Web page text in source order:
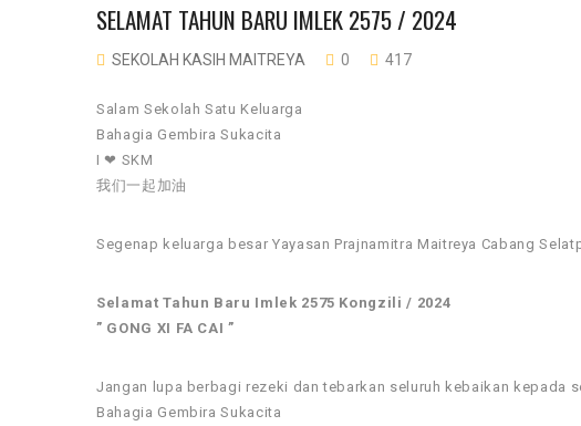
SELAMAT TAHUN BARU IMLEK 2575 / 2024
SEKOLAH KASIH MAITREYA 0 417
Salam Sekolah Satu Keluarga
Bahagia Gembira Sukacita
I ❤ SKM
我们一起加油
Segenap keluarga besar Yayasan Prajnamitra Maitreya​ Cabang
Selamat Tahun Baru Imlek 2575 Kongzili / 2024
” GONG XI FA CAI ”
Jangan lupa berbagi rezeki dan tebarkan seluruh kebaikan kepada
Bahagia Gembira Sukacita